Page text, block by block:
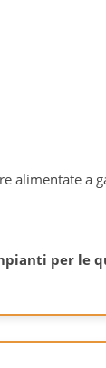
alimentate a
per le